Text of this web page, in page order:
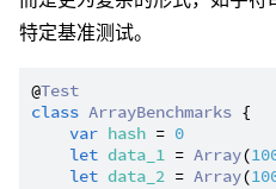
特定基准测试。
@Test
class ArrayBenchmarks {
var hash = 0
let data_1 = Array(
let data_2 = Array(